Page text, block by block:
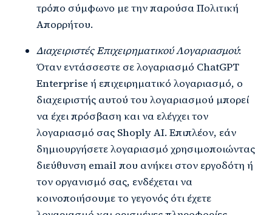
τρόπο σύμφωνο με την παρούσα Πολιτική
Απορρήτου.
Διαχειριστές Επιχειρηματικού Λογαριασμού:
Όταν εντάσσεστε σε λογαριασμό ChatGPT
Enterprise ή επιχειρηματικό λογαριασμό, ο
διαχειριστής αυτού του λογαριασμού μπορεί
να έχει πρόσβαση και να ελέγχει τον
λογαριασμό σας Shoply AI. Επιπλέον, εάν
δημιουργήσετε λογαριασμό χρησιμοποιώντας
διεύθυνση email που ανήκει στον εργοδότη ή
τον οργανισμό σας, ενδέχεται να
κοινοποιήσουμε το γεγονός ότι έχετε